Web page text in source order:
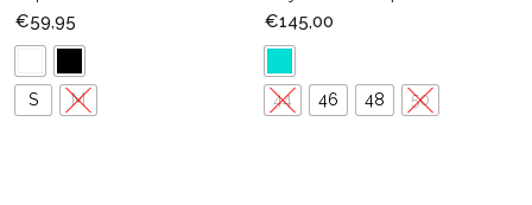
€59,95
S M
€145,00
44 46 48 50